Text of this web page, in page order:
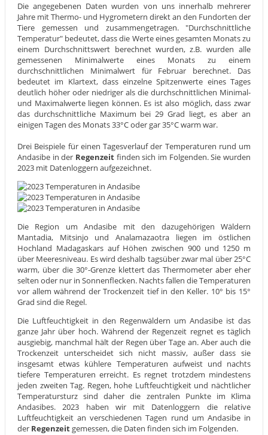
Die angegebenen Daten wurden von uns innerhalb mehrerer
Jahre mit Thermo- und Hygrometern direkt an den Fundorten der
Tiere gemessen und zusammengetragen. "Durchschnittliche
Temperatur" bedeutet, dass die Werte eines gesamten Monats zu
einem Durchschnittswert berechnet wurden, z.B. wurden alle
gemessenen Minimalwerte eines Monats zu einem
durchschnittlichen Minimalwert für Februar berechnet. Das
bedeutet im Klartext, dass einzelne Spitzenwerte eines Tages
deutlich höher oder niedriger als die durchschnittlichen Minimal-
und Maximalwerte liegen können. Es ist also möglich, dass zwar
das durchschnittliche Maximum bei 29 Grad liegt, es aber an
einigen Tagen des Monats 33°C oder gar 35°C warm war.
Drei Beispiele für einen Tagesverlauf der Temperaturen rund um
Andasibe in der Regenzeit finden sich im Folgenden. Sie wurden
2023 mit Datenloggern aufgezeichnet.
Die Region um Andasibe mit den dazugehörigen Wäldern
Mantadia, Mitsinjo und Analamazaotra liegen im östlichen
Hochland Madagaskars auf Höhen zwischen 900 und 1250 m
über Meeresniveau. Es wird deshalb tagsüber zwar mal über 25°C
warm, über die 30°-Grenze klettert das Thermometer aber eher
selten oder nur in Sonnenflecken. Nachts fallen die Temperaturen
vor allem während der Trockenzeit tief in den Keller. 10° bis 15°
Grad sind die Regel.
Die Luftfeuchtigkeit in den Regenwäldern um Andasibe ist das
ganze Jahr über hoch. Während der Regenzeit regnet es täglich
ausgiebig, manchmal hält der Regen über Tage an. Aber auch die
Trockenzeit unterscheidet sich nicht massiv, außer dass sie
insgesamt etwas kühlere Temperaturen aufweist und nachts
tiefere Temperaturen erreicht. Es regnet trotzdem mindestens
jeden zweiten Tag. Regen, hohe Luftfeuchtigkeit und nächtlicher
Temperatursturz sind daher die zentralen Punkte im Klima
Andasibes. 2023 haben wir mit Datenloggern die relative
Luftfeuchtigkeit an verschiedenen Tagen rund um Andasibe in
der Regenzeitgemessen, die Daten finden sich im Folgenden.